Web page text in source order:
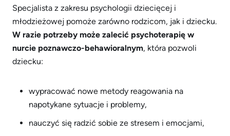
Specjalista z zakresu psychologii dziecięcej i
młodzieżowej pomoże zarówno rodzicom, jak i dziecku.
W razie potrzeby może zalecić psychoterapię w
nurcie poznawczo-behawioralnym, która pozwoli
dziecku:
wypracować nowe metody reagowania na
napotykane sytuacje i problemy,
nauczyć się radzić sobie ze stresem i emocjami,